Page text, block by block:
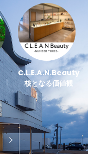
C.L.E.A.N.Beauty
核となる価値観